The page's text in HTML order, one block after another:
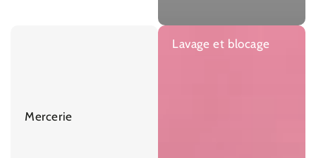
Mercerie
Lavage et blocage